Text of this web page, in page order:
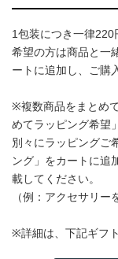
1包装につき一律
希望の方は商品と一
ートに追加し、ご購
※複数商品をまとめ
めてラッピング希望
別々にラッピングご
ング」をカートに追
載してください。
（例：アクセサリー
※詳細は、下記ギフ